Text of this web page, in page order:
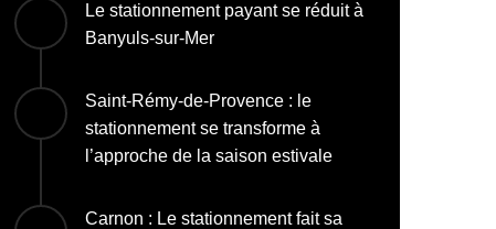
Le stationnement payant se réduit à
Banyuls-sur-Mer
Saint-Rémy-de-Provence : le
stationnement se transforme à
l’approche de la saison estivale
Carnon : Le stationnement fait sa